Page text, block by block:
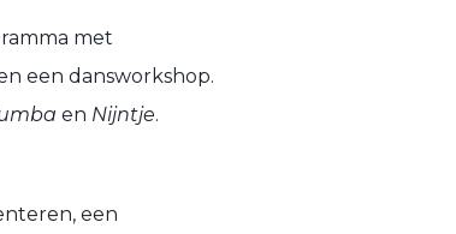
met
een dansworkshop.
en Nijntje.
een